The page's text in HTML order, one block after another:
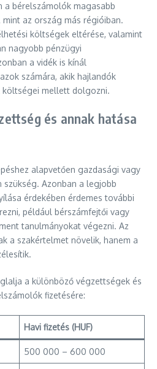
a bérelszámolók magasabb
az ország más régióiban.
költségek eltérése, valamint
nagyobb pénzügyi
a vidék is kínál
számára, akik hajlandók
költségei mellett dolgozni.
és annak hatása
alapvetően gazdasági vagy
Azonban a legjobb
érdekében érdemes további
például bérszámfejtői vagy
tanulmányokat végezni. Az
a szakértelmet növelik, hanem a
a különböző végzettségek és
fizetésére:
Havi fizetés (HUF)
500 000 – 600 000